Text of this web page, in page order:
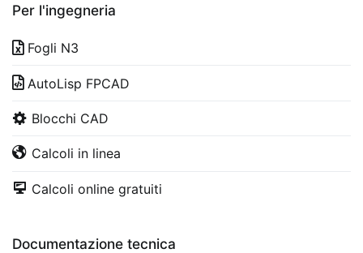
Per l'ingegneria
Fogli N3
AutoLisp FPCAD
Blocchi CAD
Calcoli in linea
Calcoli online gratuiti
Documentazione tecnica